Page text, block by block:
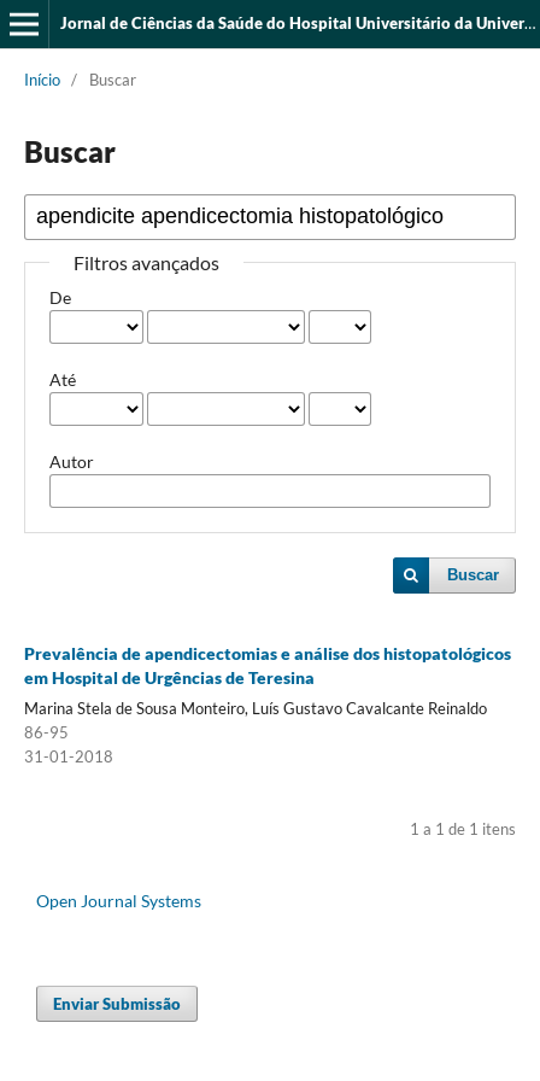
Jornal de Ciências da Saúde do Hospital Universitário da Universidade Federal do Piauí
Início / Buscar
Buscar
Filtros avançados
De
Até
Autor
Buscar
Prevalência de apendicectomias e análise dos histopatológicos
em Hospital de Urgências de Teresina
Marina Stela de Sousa Monteiro, Luís Gustavo Cavalcante Reinaldo
86-95
31-01-2018
1 a 1 de 1 itens
Open Journal Systems
Enviar Submissão